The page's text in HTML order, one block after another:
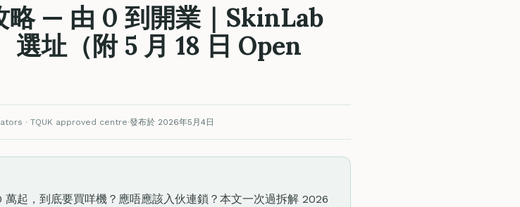
略 — 由 0 到開業｜SkinLab
選址（附 5 月 18 日 Open
· TQUK approved centre·發布於 2026年5月4日
起，到底要買咩機？應唔應該入伙連鎖？本文一次過拆解 2026